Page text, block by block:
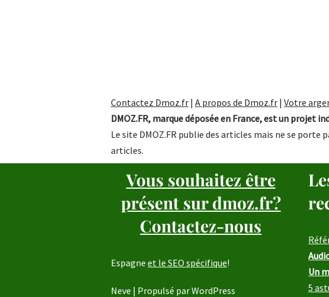
Contactez Dmoz.fr | A propos de Dmoz.fr | Votre
DMOZ.FR, marque déposée en France, est un projet
Le site DMOZ.FR publie des articles mais ne se
articles.
Vous souhaitez être
présent sur dmoz.fr?
Contactez-nous
Espagne et le SEO spécifique!
Neve | Propulsé parWordPress
Un
5